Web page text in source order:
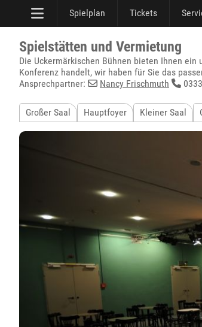
Spielplan Tickets
Spielstätten und Vermietung
Die Uckermärkischen Bühnen bieten Ihnen
Konferenz handelt, wir haben für Sie das
Ansprechpartner:
Nancy Frischmuth
Großer Saal Hauptfoyer Kleiner Saal